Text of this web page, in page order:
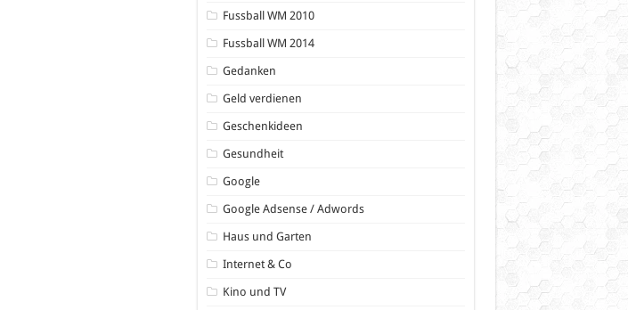
Fussball WM 2010
Fussball WM 2014
Gedanken
Geld verdienen
Geschenkideen
Gesundheit
Google
Google Adsense / Adwords
Haus und Garten
Internet & Co
Kino und TV